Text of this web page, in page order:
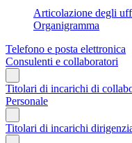
Articolazione degli
Organigramma
Telefono e posta elettronica
Consulenti e collaboratori
Titolari di incarichi di
Personale
Titolari di incarichi